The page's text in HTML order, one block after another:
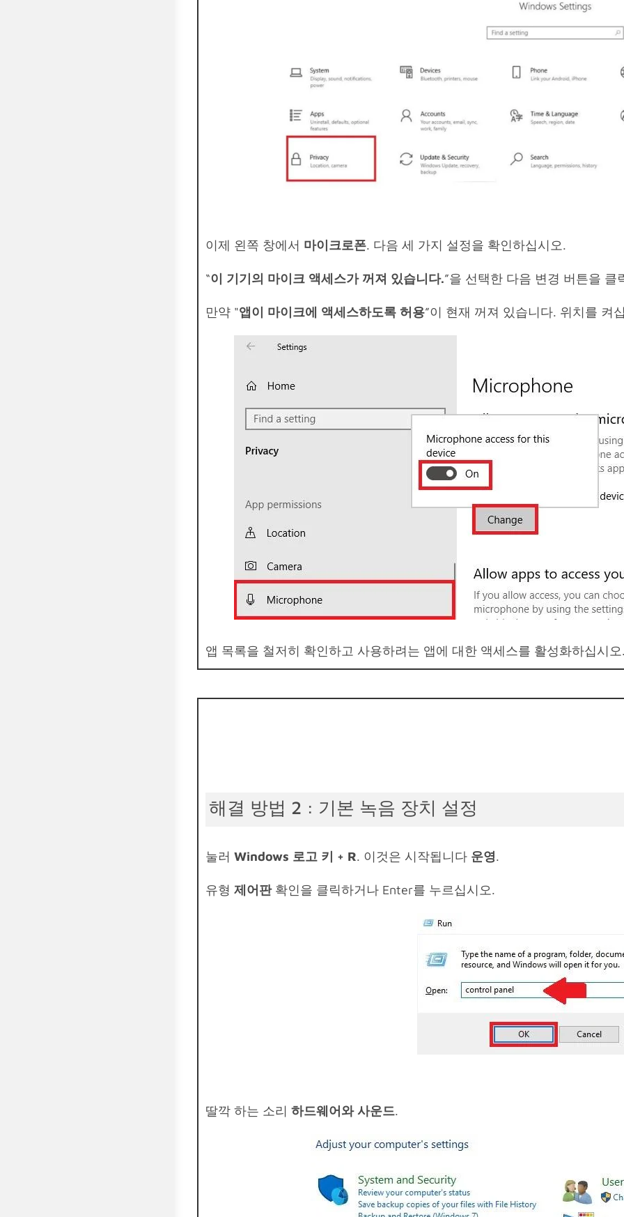
이제 왼쪽 창에서 마이크로폰. 다음 세 가지 설정을 확인하십시오.
“이 기기의 마이크 액세스가 꺼져 있습니다.”을 선택한 다음 변경 버튼을 클
만약 "앱이 마이크에 액세스하도록 허용”이 현재 꺼져 있습니다. 위치를 켜
앱 목록을 철저히 확인하고 사용하려는 앱에 대한 액세스를 활성화하십시
해결 방법 2 : 기본 녹음 장치 설정
눌러 Windows 로고 키 + R. 이것은 시작됩니다 운영.
유형 제어판확인을 클릭하거나 Enter를 누르십시오.
딸깍 하는 소리 하드웨어와 사운드.